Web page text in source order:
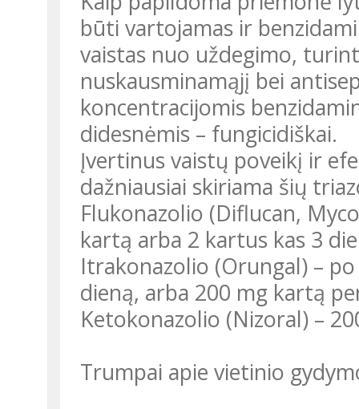
būti vartojamas ir
vaistas nuo uždegimo,
nuskausminamąjį bei
koncentracijomis
didesnėmis – fungicidiškai.
Įvertinus vaistų poveikį ir
dažniausiai skiriama šių
Flukonazolio (Diflucan,
kartą arba 2 kartus kas 3
Itrakonazolio (Orungal) –
dieną, arba 200 mg kartą
Ketokonazolio (Nizoral) –
Trumpai apie vietinio